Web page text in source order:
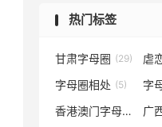
热门标签
甘肃字母圈 (29) 虐
字母圈相处 (5) 字
香港澳门字母圈 (5)
广